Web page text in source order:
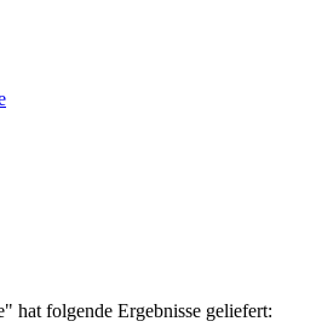
hat folgende Ergebnisse geliefert: